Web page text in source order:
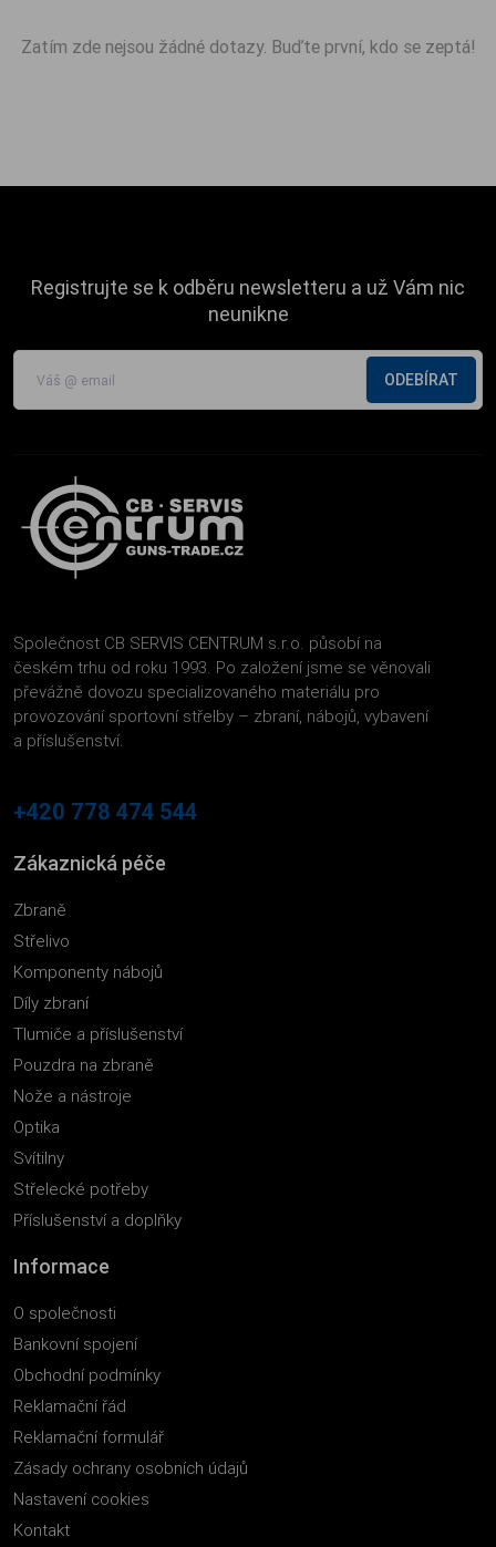
Zatím zde nejsou žádné dotazy. Buďte první, kdo se zeptá!
Registrujte se k odběru newsletteru a už Vám nic
neunikne
ODEBÍRAT
Společnost CB SERVIS CENTRUM s.r.o. působí na
českém trhu od roku 1993. Po založení jsme se věnovali
převážně dovozu specializovaného materiálu pro
provozování sportovní střelby – zbraní, nábojů, vybavení
a příslušenství.
+420 778 474 544
Zákaznická péče
Zbraně
Střelivo
Komponenty nábojů
Díly zbraní
Tlumiče a příslušenství
Pouzdra na zbraně
Nože a nástroje
Optika
Svítilny
Střelecké potřeby
Příslušenství a doplňky
Informace
O společnosti
Bankovní spojení
Obchodní podmínky
Reklamační řád
Reklamační formulář
Zásady ochrany osobních údajů
Nastavení cookies
Kontakt